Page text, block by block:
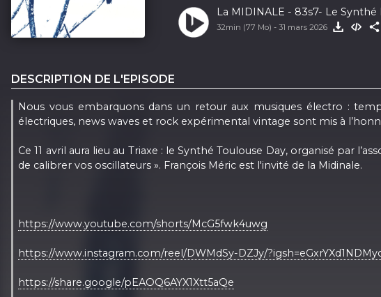
La MIDINALE - 83s7- Le Synthé
32min (77 Mo) - 31 mars 2026
DESCRIPTION DE L'EPISODE
Nous vous embarquons dans un retour aux musiques électro :
électriques, news waves et rock expérimental vintage sont mis à
Ce 11 avril aura lieu au Triaxe : le Synthé Toulouse Day, organisé par
de calibrer vos oscillateurs ». François Méric est l'invité de la Midinale.
https://www.youtube.com/shorts/McG5fwk4uwg
https://www.instagram.com/reel/DWMdSy-DZJy/
https://share.google/pEAOQ6AYX1Xtt5aQe